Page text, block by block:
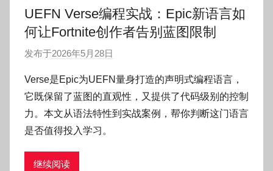
UEFN Verse编程实战：Epic新语言如
何让Fortnite创作者告别蓝图限制
发布于2026年5月28日
:
O
k
Verse是Epic为UEFN量身打造的声明式编程语言，
它既保留了蓝图的直观性，又提供了代码级别的控制
力。本文从语法特性到实战案例，帮你判断这门语言
是否值得投入学习。
继续阅读